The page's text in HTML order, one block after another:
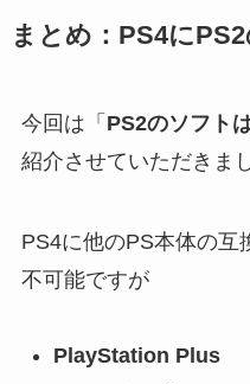
まとめ：PS4に
今回は「 PS2のソフト
紹介させていただきま
PS4に他のPS本体の互
不可能ですが
PlayStation Plus